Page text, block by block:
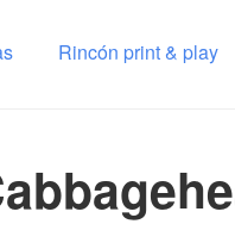
Rincón print & play